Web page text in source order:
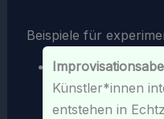
Beispiele für
Künstler*innen
entstehen in